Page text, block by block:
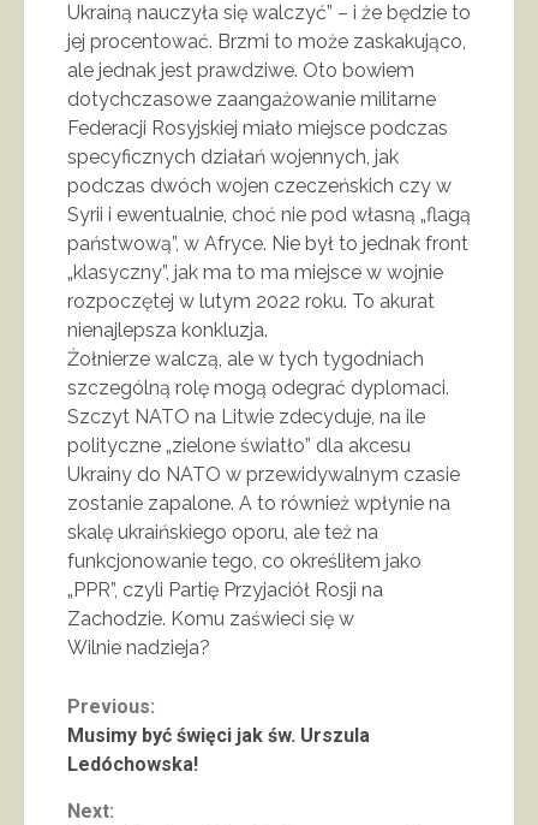
Ukrainą nauczyła się walczyć” – i że będzie to
jej procentować. Brzmi to może zaskakująco,
ale jednak jest prawdziwe. Oto bowiem
dotychczasowe zaangażowanie militarne
Federacji Rosyjskiej miało miejsce podczas
specyficznych działań wojennych, jak
podczas dwóch wojen czeczeńskich czy w
Syrii i ewentualnie, choć nie pod własną „flagą
państwową”, w Afryce. Nie był to jednak front
„klasyczny”, jak ma to ma miejsce w wojnie
rozpoczętej w lutym 2022 roku. To akurat
nienajlepsza konkluzja.
Żołnierze walczą, ale w tych tygodniach
szczególną rolę mogą odegrać dyplomaci.
Szczyt NATO na Litwie zdecyduje, na ile
polityczne „zielone światło” dla akcesu
Ukrainy do NATO w przewidywalnym czasie
zostanie zapalone. A to również wpłynie na
skalę ukraińskiego oporu, ale też na
funkcjonowanie tego, co określiłem jako
„PPR”, czyli Partię Przyjaciół Rosji na
Zachodzie. Komu zaświeci się w
Wilnie nadzieja?
Continue
Reading
Previous:
Musimy być święci jak św. Urszula
Ledóchowska!
Next: